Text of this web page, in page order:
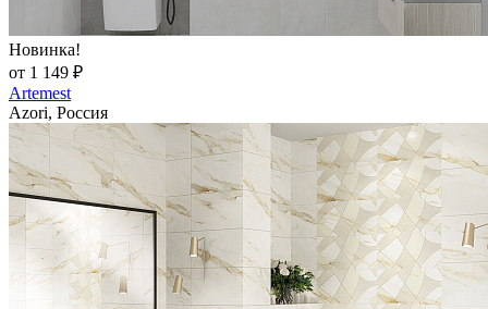
Новинка!
от 1 149 ₽
Artemest
Azori, Россия